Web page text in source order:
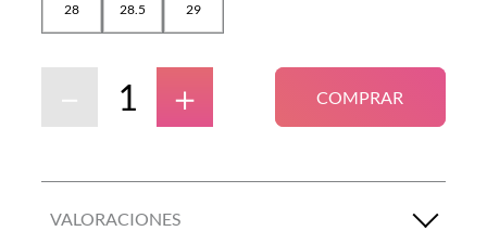
28 28.5 29
＋
－ COMPRAR
VALORACIONES